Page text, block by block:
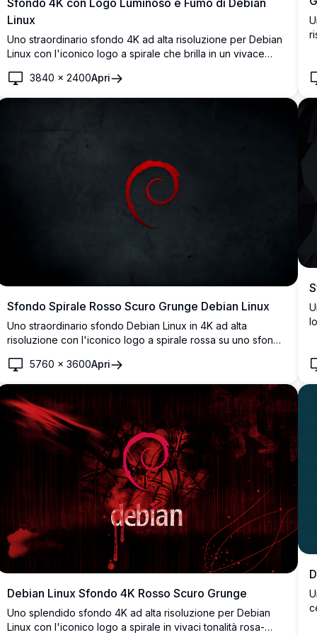
Sfondo 4K con Logo Luminoso e Fumo di Debian
Linux
Uno straordinario sfondo 4K ad alta risoluzione per Debian
Linux con l'iconico logo a spirale che brilla in un vivace
rosse e arancioni.
3840 ×2400Apri
Sfondo Spirale Rosso Scuro Grunge Debian Linux
Uno straordinario sfondo Debian Linux in 4K ad alta
risoluzione con l'iconico logo a spirale rossa su uno sfondo
Linux e gli utenti Debian che cercano un'estetica desktop
minimalista.
5760 ×3600Apri
Debian Linux Sfondo 4K Rosso Scuro Grunge
Uno splendido sfondo 4K ad alta risoluzione per Debian
Linux con l'iconico logo a spirale in vivaci tonalità rosa-